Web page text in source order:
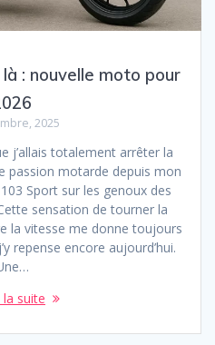
là : nouvelle moto pour
2025
j’allais totalement arrêter la
passion motarde depuis mon
Sport sur les genoux des
sensation de tourner la
la vitesse me donne toujours
repense encore aujourd’hui.
la suite